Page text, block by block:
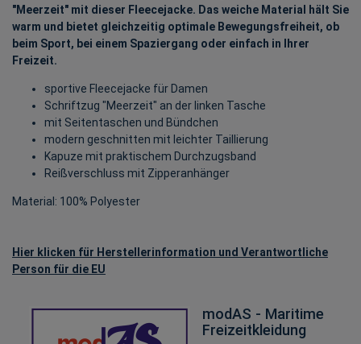
"Meerzeit" mit dieser Fleecejacke. Das weiche Material hält Sie
warm und bietet gleichzeitig optimale Bewegungsfreiheit, ob
beim Sport, bei einem Spaziergang oder einfach in Ihrer
Freizeit.
sportive Fleecejacke für Damen
Schriftzug "Meerzeit" an der linken Tasche
mit Seitentaschen und Bündchen
modern geschnitten mit leichter Taillierung
Kapuze mit praktischem Durchzugsband
Reißverschluss mit Zipperanhänger
Material: 100% Polyester
Hier klicken für Herstellerinformation und Verantwortliche
Person für die EU
modAS - Maritime
Freizeitkleidung